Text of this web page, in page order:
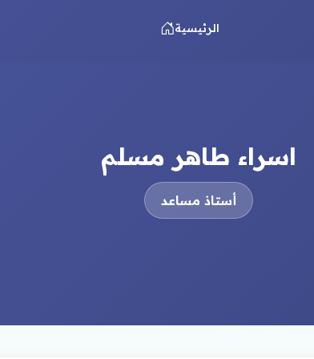
الرئيسية
اسراء طاهر مسلم
أستاذ مساعد